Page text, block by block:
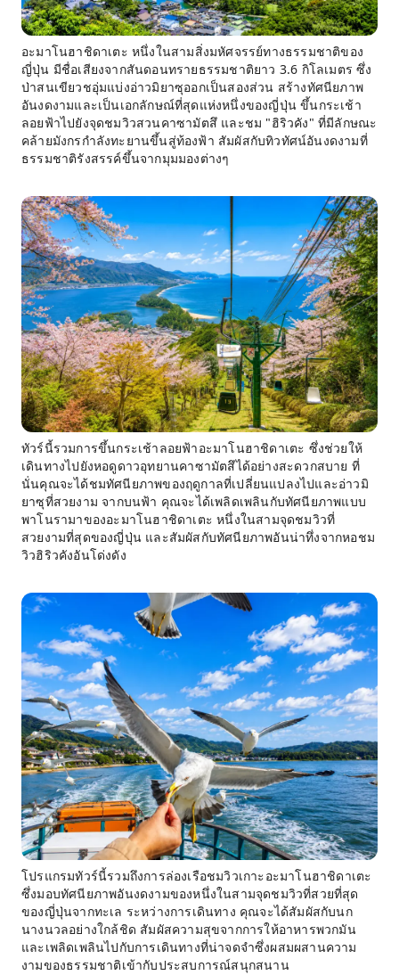
อะมาโนฮาชิดาเตะ หนึ่งในสามสิ่งมหัศจรรย์ทางธรรมชาติของ
ญี่ปุ่น มีชื่อเสียงจากสันดอนทรายธรรมชาติยาว 3.6 กิโลเมตร ซึ่ง
ป่าสนเขียวชอุ่มแบ่งอ่าวมิยาซุออกเป็นสองส่วน สร้างทัศนียภาพ
อันงดงามและเป็นเอกลักษณ์ที่สุดแห่งหนึ่งของญี่ปุ่น ขึ้นกระเช้า
ลอยฟ้าไปยังจุดชมวิวสวนคาซามัตสึ และชม "ฮิริวคัง" ที่มีลักษณะ
คล้ายมังกรกำลังทะยานขึ้นสู่ท้องฟ้า สัมผัสกับทิวทัศน์อันงดงามที่
ธรรมชาติรังสรรค์ขึ้นจากมุมมองต่างๆ
ทัวร์นี้รวมการขึ้นกระเช้าลอยฟ้าอะมาโนฮาชิดาเตะ ซึ่งช่วยให้
เดินทางไปยังหอดูดาวอุทยานคาซามัตสึได้อย่างสะดวกสบาย ที่
นั่นคุณจะได้ชมทัศนียภาพของฤดูกาลที่เปลี่ยนแปลงไปและอ่าวมิ
ยาซุที่สวยงาม จากบนฟ้า คุณจะได้เพลิดเพลินกับทัศนียภาพแบบ
พาโนรามาของอะมาโนฮาชิดาเตะ หนึ่งในสามจุดชมวิวที่
สวยงามที่สุดของญี่ปุ่น และสัมผัสกับทัศนียภาพอันน่าทึ่งจากหอชม
วิวฮิริวคังอันโด่งดัง
โปรแกรมทัวร์นี้รวมถึงการล่องเรือชมวิวเกาะอะมาโนฮาชิดาเตะ
ซึ่งมอบทัศนียภาพอันงดงามของหนึ่งในสามจุดชมวิวที่สวยที่สุด
ของญี่ปุ่นจากทะเล ระหว่างการเดินทาง คุณจะได้สัมผัสกับนก
นางนวลอย่างใกล้ชิด สัมผัสความสุขจากการให้อาหารพวกมัน
และเพลิดเพลินไปกับการเดินทางที่น่าจดจำซึ่งผสมผสานความ
งามของธรรมชาติเข้ากับประสบการณ์สนุกสนาน